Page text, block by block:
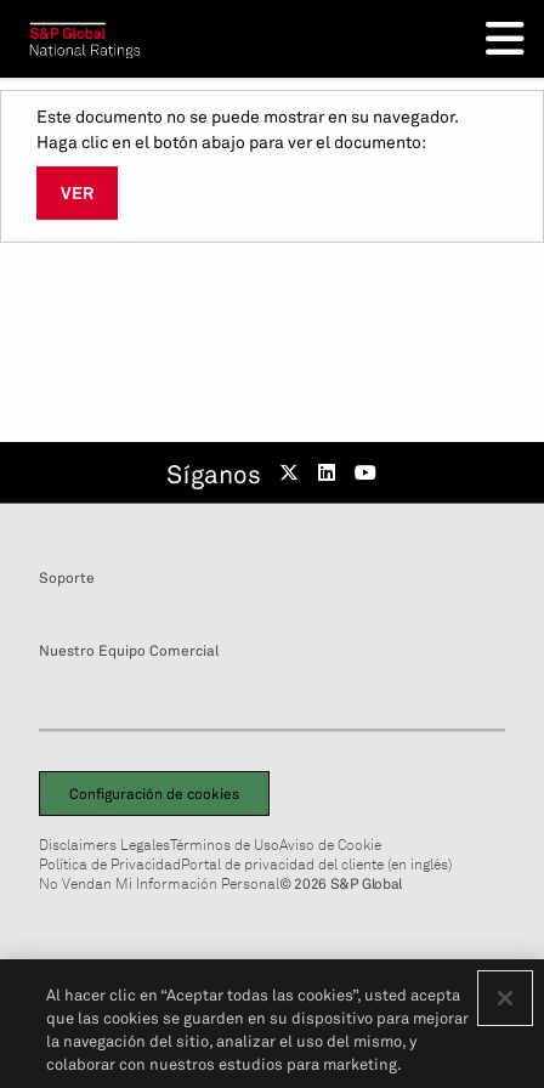
Este documento no se puede mostrar en su navegador.
Haga clic en el botón abajo para ver el documento:
VER
Síganos
Soporte
Nuestro Equipo Comercial
Configuración de cookies
Disclaimers LegalesTérminos de UsoAviso de Cookie
Política de PrivacidadPortal de privacidad del cliente (en inglés)
No Vendan Mi Información Personal© 2026 S&P Global
Al hacer clic en “Aceptar todas las cookies”, usted acepta
que las cookies se guarden en su dispositivo para mejorar
la navegación del sitio, analizar el uso del mismo, y
colaborar con nuestros estudios para marketing.